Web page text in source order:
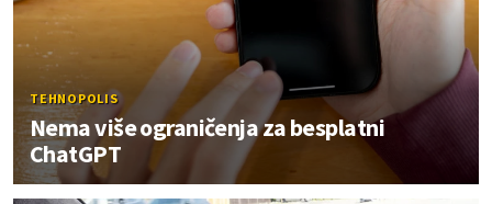
TEHNOPOLIS
Nema više ograničenja za besplatni
ChatGPT